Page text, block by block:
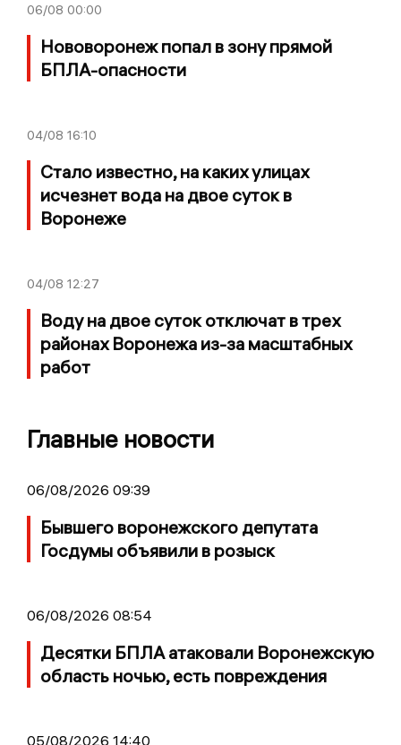
06/08 00:00
Нововоронеж попал в зону прямой
БПЛА-опасности
04/08 16:10
Стало известно, на каких улицах
исчезнет вода на двое суток в
Воронеже
04/08 12:27
Воду на двое суток отключат в трех
районах Воронежа из-за масштабных
работ
Главные новости
06/08/2026 09:39
Бывшего воронежского депутата
Госдумы объявили в розыск
06/08/2026 08:54
Десятки БПЛА атаковали Воронежскую
область ночью, есть повреждения
05/08/2026 14:40